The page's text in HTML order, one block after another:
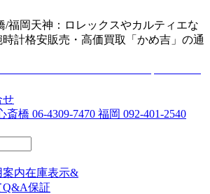
/福岡天神：ロレックスやカルティエな
計格安販売・高価買取「かめ吉」の通
せ
斎橋 06-4309-7470 福岡 092-401-2540
案内在庫表示&
Q&A保証